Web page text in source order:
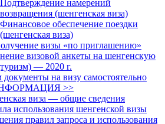
Подтверждение намерений
возвращения (шенгенская виза)
Финансовое обеспечение поездки
(шенгенская виза)
визы «по приглашению»
визовой анкеты на шенгенскую
— 2020 г.
документы на визу самостоятельно
>>
виза — общие сведения
использования шенгенской визы
правил запроса и использования